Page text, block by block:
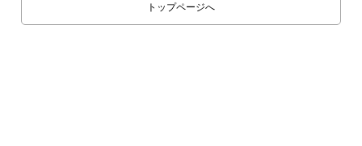
トップページへ